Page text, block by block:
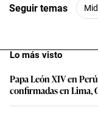
Seguir temas
Lo más visto
Papa León XIV en
confirmadas en Lima,